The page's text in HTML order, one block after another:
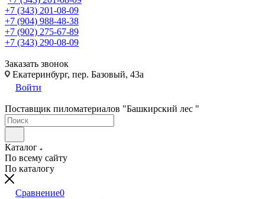
+7 (343) 201-08-09
+7 (904) 988-48-38
+7 (902) 275-67-89
+7 (343) 290-08-09
Заказать звонок
Екатеринбург, пер. Базовый, 43а
Войти
Поставщик пиломатериалов "Башкирский лес "
Каталог
По всему сайту
По каталогу
Сравнение0